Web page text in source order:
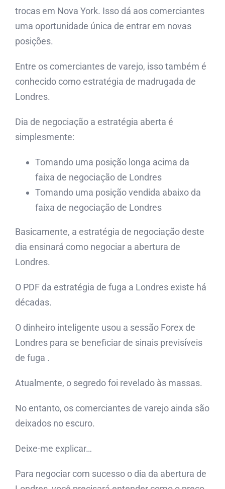
trocas em Nova York. Isso dá aos comerciantes
uma oportunidade única de entrar em novas
posições.
Entre os comerciantes de varejo, isso também é
conhecido como estratégia de madrugada de
Londres.
Dia de negociação a estratégia aberta é
simplesmente:
Tomando uma posição longa acima da
faixa de negociação de Londres
Tomando uma posição vendida abaixo da
faixa de negociação de Londres
Basicamente, a estratégia de negociação deste
dia ensinará como negociar a abertura de
Londres.
O PDF da estratégia de fuga a Londres existe há
décadas.
O dinheiro inteligente usou a sessão Forex de
Londres para se beneficiar de sinais previsíveis
de fuga .
Atualmente, o segredo foi revelado às massas.
No entanto, os comerciantes de varejo ainda são
deixados no escuro.
Deixe-me explicar…
Para negociar com sucesso o dia da abertura de